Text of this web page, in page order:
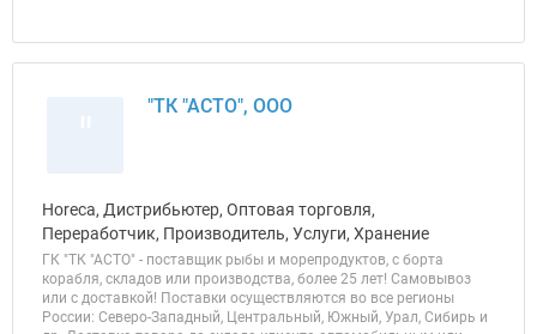
"ТК "АСТО", ООО
Horeca, Дистрибьютер, Оптовая торговля,
Переработчик, Производитель, Услуги, Хранение
ГК "ТК "АСТО" - поставщик рыбы и морепродуктов, с борта
корабля, складов или производства, более 25 лет! Самовывоз
или с доставкой! Поставки осуществляются во все регионы
России: Северо-Западный, Центральный, Южный, Урал, Сибирь и